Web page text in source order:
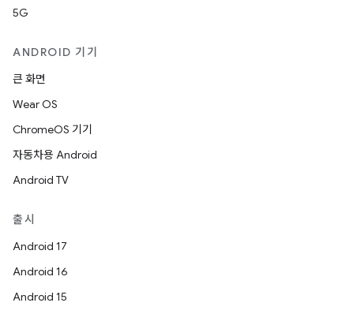
5G
ANDROID 기기
큰 화면
Wear OS
ChromeOS 기기
자동차용 Android
Android TV
출시
Android 17
Android 16
Android 15